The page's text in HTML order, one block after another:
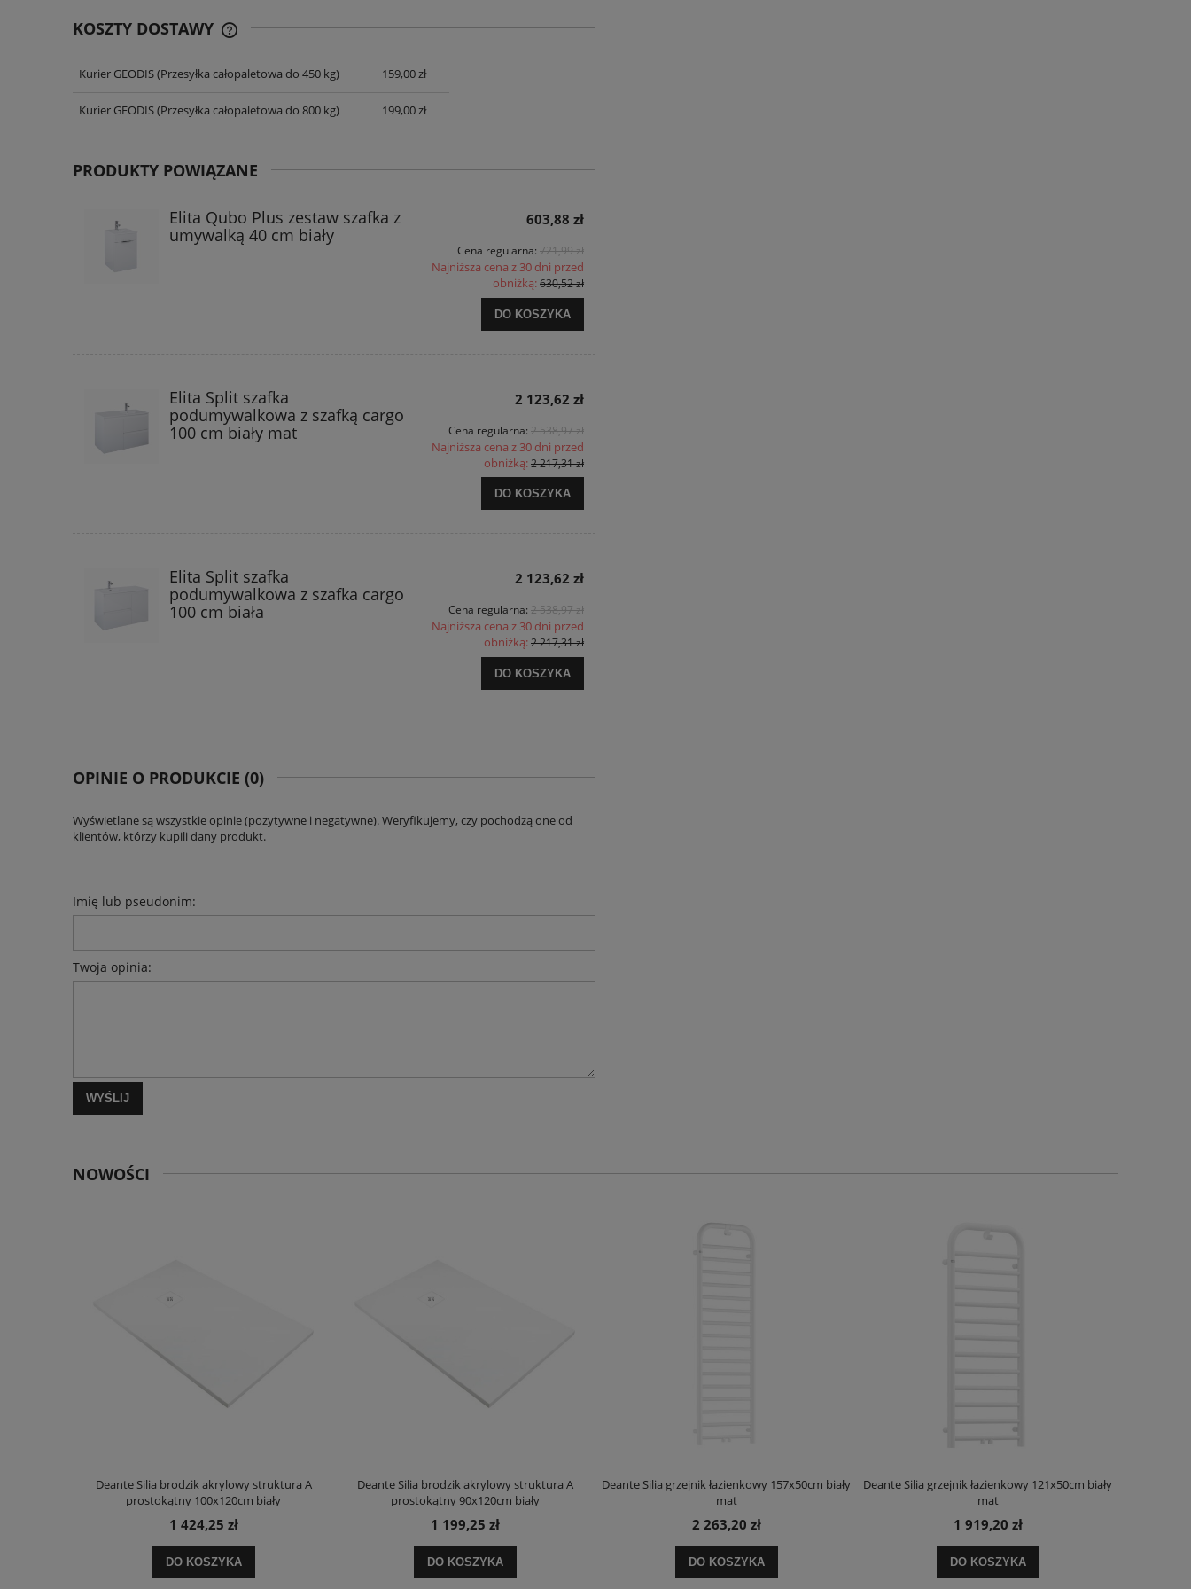
KOSZTY DOSTAWY
CENA NIE ZAWIERA EWENTUALNYCH
Kurier GEODIS(Przesyłka całopaletowa do 450 kg) 159,00 zł
Kurier GEODIS(Przesyłka całopaletowa do 800 kg) 199,00 zł
PRODUKTY POWIĄZANE
Elita Qubo Plus zestaw szafka z
umywalką 40 cm biały
603,88 zł
Cena regularna: 721,99 zł
Najniższa cena z 30 dni przed
obniżką:630,52 zł
DO KOSZYKA
Elita Split szafka
podumywalkowa z szafką cargo
100 cm biały mat
2 123,62 zł
Cena regularna: 2 538,97 zł
Najniższa cena z 30 dni przed
obniżką:2 217,31 zł
DO KOSZYKA
Elita Split szafka
podumywalkowa z szafka cargo
100 cm biała
2 123,62 zł
Cena regularna: 2 538,97 zł
Najniższa cena z 30 dni przed
obniżką:2 217,31 zł
DO KOSZYKA
OPINIE O PRODUKCIE (0)
Wyświetlane są wszystkie opinie (pozytywne i negatywne). Weryfikujemy, czy pochodzą one od
klientów, którzy kupili dany produkt.
Imię lub pseudonim:
Twoja opinia:
WYŚLIJ
NOWOŚCI
Deante Silia brodzik akrylowy struktura A
prostokątny 100x120cm biały
1 424,25 zł
DO KOSZYKA
Deante Silia brodzik akrylowy struktura A
prostokątny 90x120cm biały
1 199,25 zł
DO KOSZYKA
Deante Silia grzejnik łazienkowy 157x50cm biały
mat
2 263,20 zł
DO KOSZYKA
Deante Silia grzejnik łazienkowy 121x50cm biały
mat
1 919,20 zł
DO KOSZYKA